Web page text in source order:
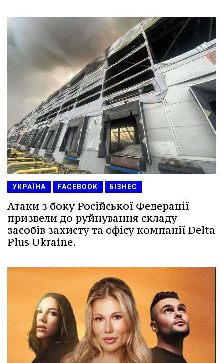
УКРАЇНА FACEBOOK БІЗНЕС
Атаки з боку Російської Федерації
призвели до руйнування складу
засобів захисту та офісу компанії Delta
Plus Ukraine.